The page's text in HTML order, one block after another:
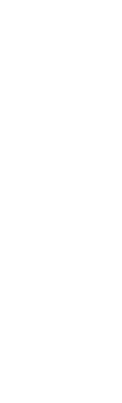
El mundo sin
caótico y
diseño, los
protección, lo
cantidad de
Además,
identidad de
conexión
sentimos al
Sin etiquetas,
atractivas, la